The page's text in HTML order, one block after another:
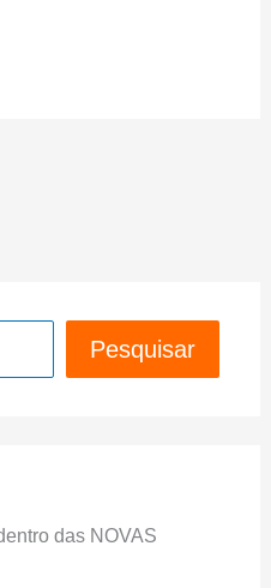
Pesquisar
das NOVAS